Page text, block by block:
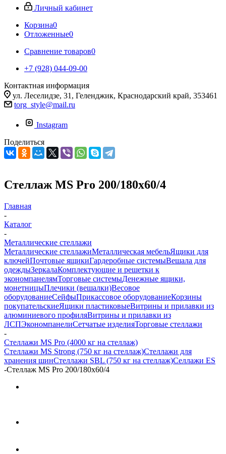
Личный кабинет
Корзина0
Отложенные0
Сравнение товаров0
+7 (928) 044-09-00
Контактная информация
ул. Леселидзе, 31, Геленджик, Краснодарский край, 353461
torg_style@mail.ru
Instagram
Поделиться
Стеллаж MS Pro 200/180x60/4
Главная
-
Каталог
-
Металлические стеллажи
Металлические стеллажиМеталлическая мебельЯщики для
ключейПочтовые ящикиГардеробные системыВешала для
одеждыЗеркалаКомплектующие и решетки к
экономпанелямТорговые системыДенежные ящики,
монетницыПлечики (вешалки)Весовое
оборудованиеСейфыПрикассовое оборудованиеКорзины
покупательскиеЯщики пластиковыеВитрины и прилавки из
алюминиевого профиляВитрины и прилавки из
ЛСПЭкономпанелиСетчатые изделияТорговые стеллажи
-
Стеллажи MS Pro (4000 кг на стеллаж)
Стеллажи MS Strong (750 кг на стеллаж)Стеллажи для
хранения шинСтеллажи SBL (750 кг на стеллаж)Селлажи ES
-Стеллаж MS Pro 200/180x60/4